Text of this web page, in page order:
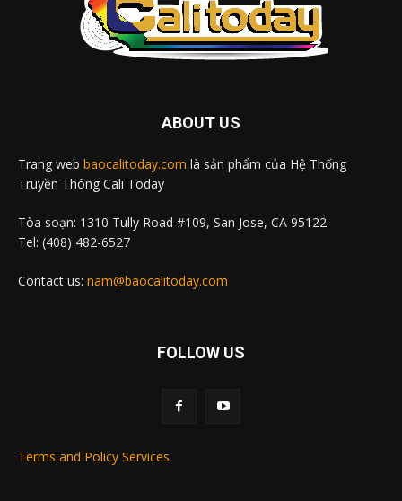
ABOUT US
Trang web baocalitoday.com là sản phẩm của Hệ Thống
Truyền Thông Cali Today
Tòa soạn: 1310 Tully Road #109, San Jose, CA 95122
Tel: (408) 482-6527
Contact us: nam@baocalitoday.com
FOLLOW US
Terms and Policy Services